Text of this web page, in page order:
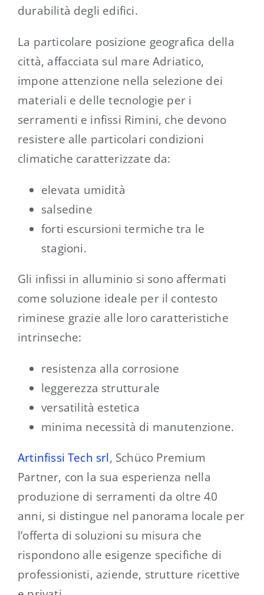
durabilità degli edifici.
La particolare posizione geografica della
città, affacciata sul mare Adriatico,
impone attenzione nella selezione dei
materiali e delle tecnologie per i
serramenti e infissi Rimini, che devono
resistere alle particolari condizioni
climatiche caratterizzate da:
elevata umidità
salsedine
forti escursioni termiche tra le
stagioni.
Gli infissi in alluminio si sono affermati
come soluzione ideale per il contesto
riminese grazie alle loro caratteristiche
intrinseche:
resistenza alla corrosione
leggerezza strutturale
versatilità estetica
minima necessità di manutenzione.
Artinfissi Tech srl, Schüco Premium
Partner, con la sua esperienza nella
produzione di serramenti da oltre 40
anni, si distingue nel panorama locale per
l’offerta di soluzioni su misura che
rispondono alle esigenze specifiche di
professionisti, aziende, strutture ricettive